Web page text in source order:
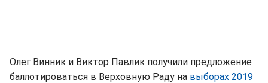
Олег Винник и Виктор Павлик получили предложение
баллотироваться в Верховную Раду на выборах 2019